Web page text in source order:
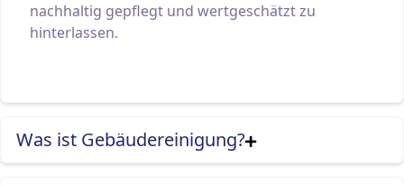
nachhaltig gepflegt und wertgeschätzt zu
hinterlassen.
Was ist Gebäudereinigung?